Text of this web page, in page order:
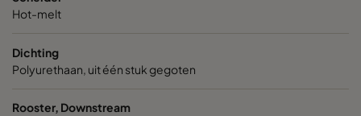
Hot-melt
Dichting
Polyurethaan, uit één stuk gegoten
Rooster, Downstream